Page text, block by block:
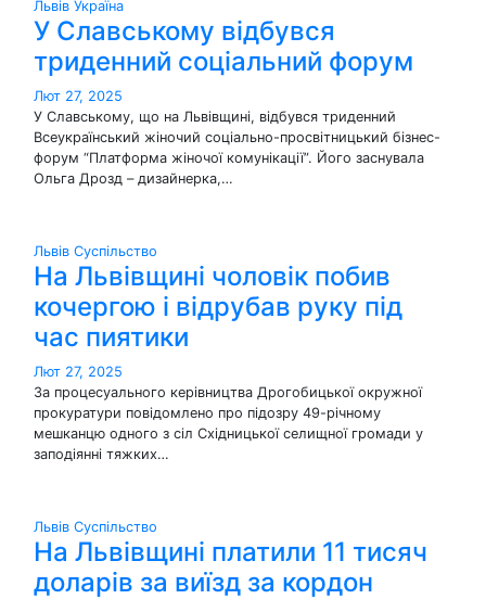
Львів Україна
У Славському відбувся
триденний соціальний форум
Лют 27, 2025
У Славському, що на Львівщині, відбувся триденний
Всеукраїнський жіночий соціально-просвітницький бізнес-
форум “Платформа жіночої комунікації”. Його заснувала
Ольга Дрозд – дизайнерка,…
Львів Суспільство
На Львівщині чоловік побив
кочергою і відрубав руку під
час пиятики
Лют 27, 2025
За процесуального керівництва Дрогобицької окружної
прокуратури повідомлено про підозру 49-річному
мешканцю одного з сіл Східницької селищної громади у
заподіянні тяжких…
Львів Суспільство
На Львівщині платили 11 тисяч
доларів за виїзд за кордон